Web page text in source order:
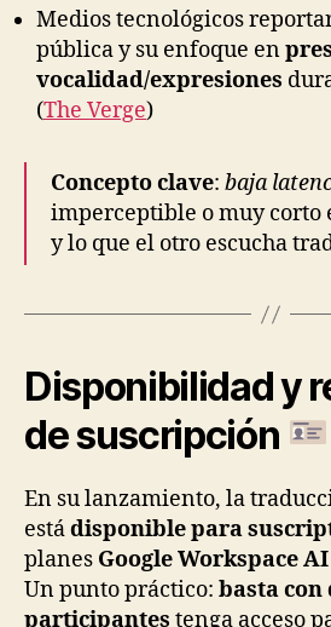
Medios tecnológicos
pública y su enfoque en
vocalidad/expresiones
(The Verge)
Concepto clave: baja
imperceptible o muy corto
y lo que el otro escucha
Disponibilidad y
de suscripción
En su lanzamiento, la
estádisponible para
planes Google Workspace
Un punto práctico: basta con
participantes tenga acceso